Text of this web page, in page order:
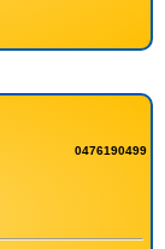
0476190499